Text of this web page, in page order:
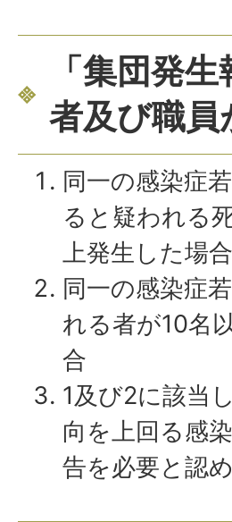
「集団発
者及び職員
同一の感染症
ると疑われる
上発生した場合
同一の感染症
れる者が10名
合
1及び2に該当
向を上回る感
告を必要と認